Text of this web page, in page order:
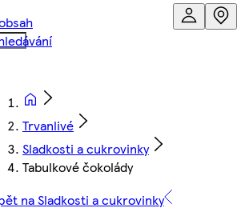
Trvanlivé
Sladkosti a cukrovinky
Tabulkové čokolády
na Sladkosti a cukrovinky